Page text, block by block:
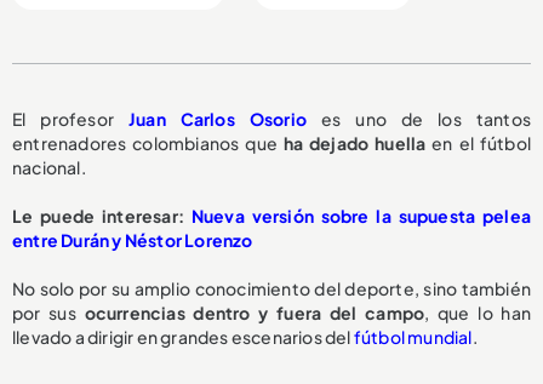
El profesor Juan Carlos Osorio
es uno de los tantos
entrenadores colombianos que ha dejado huella en el fútbol
nacional.
Le puede interesar: Nueva versión sobre la supuesta pelea
entre Durán y Néstor Lorenzo
No solo por su amplio conocimiento del deporte, sino también
por sus ocurrencias dentro y fuera del campo, que lo han
llevado a dirigir en grandes escenarios delfútbol mundial.